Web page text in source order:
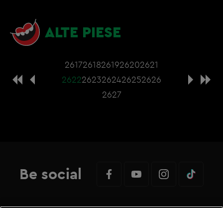
ALTE PIESE
26172618261926202621
26222623262426252626
2627
Be social